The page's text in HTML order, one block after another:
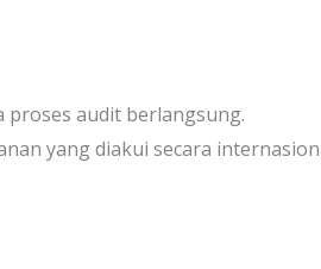
proses audit berlangsung.
yang diakui secara